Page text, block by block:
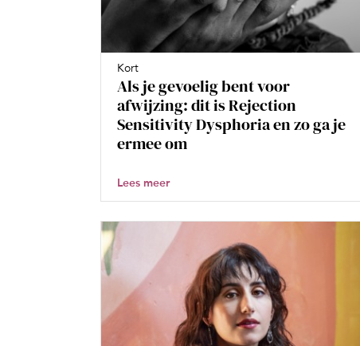
Kort
Als je gevoelig bent voor
afwijzing: dit is Rejection
Sensitivity Dysphoria en zo ga je
ermee om
Lees meer